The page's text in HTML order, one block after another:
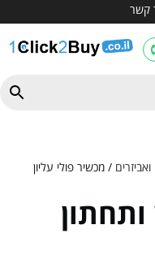
קשר
ואביזרים / מכשיר פולי עליון
ותחתון